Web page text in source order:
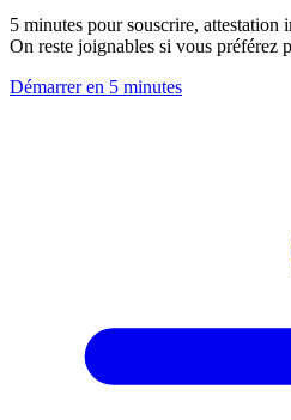
5 minutes pour souscrire, attestation
On reste joignables si vous préférez
Démarrer en 5 minutes